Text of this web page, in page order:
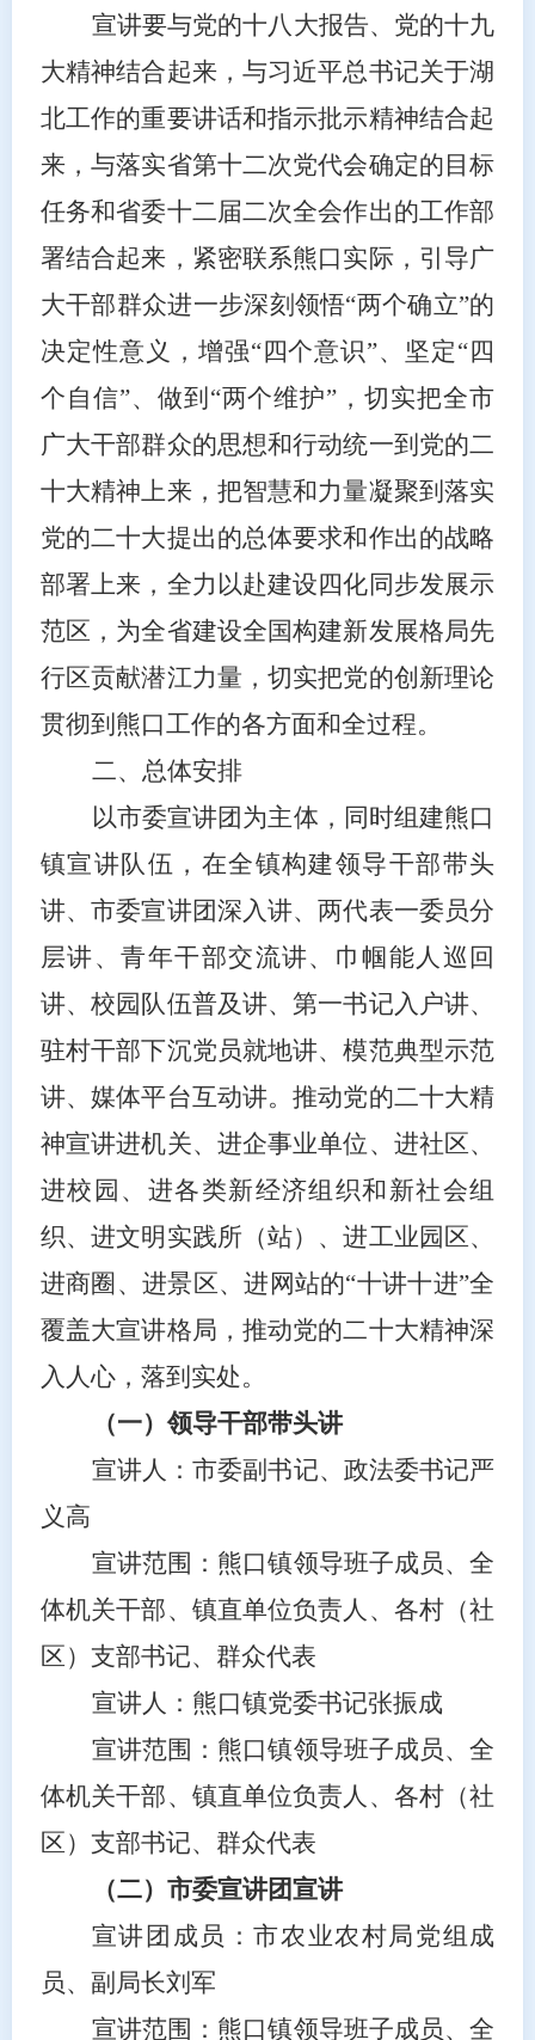
宣讲要与党的十八大报告、党的十九
大精神结合起来，与习近平总书记关于湖
北工作的重要讲话和指示批示精神结合起
来，与落实省第十二次党代会确定的目标
任务和省委十二届二次全会作出的工作部
署结合起来，紧密联系熊口实际，引导广
大干部群众进一步深刻领悟“两个确立”的
决定性意义，增强“四个意识”、坚定“四
个自信”、做到“两个维护”，切实把全市
广大干部群众的思想和行动统一到党的二
十大精神上来，把智慧和力量凝聚到落实
党的二十大提出的总体要求和作出的战略
部署上来，全力以赴建设四化同步发展示
范区，为全省建设全国构建新发展格局先
行区贡献潜江力量，切实把党的创新理论
贯彻到熊口工作的各方面和全过程。
二、总体安排
以市委宣讲团为主体，同时组建熊口
镇宣讲队伍，在全镇构建领导干部带头
讲、市委宣讲团深入讲、两代表一委员分
层讲、青年干部交流讲、巾帼能人巡回
讲、校园队伍普及讲、第一书记入户讲、
驻村干部下沉党员就地讲、模范典型示范
讲、媒体平台互动讲。推动党的二十大精
神宣讲进机关、进企事业单位、进社区、
进校园、进各类新经济组织和新社会组
织、进文明实践所（站）、进工业园区、
进商圈、进景区、进网站的“十讲十进”全
覆盖大宣讲格局，推动党的二十大精神深
入人心，落到实处。
（一）领导干部带头讲
宣讲人：市委副书记、政法委书记严
义高
宣讲范围：熊口镇领导班子成员、全
体机关干部、镇直单位负责人、各村（社
区）支部书记、群众代表
宣讲人：熊口镇党委书记张振成
宣讲范围：熊口镇领导班子成员、全
体机关干部、镇直单位负责人、各村（社
区）支部书记、群众代表
（二）市委宣讲团宣讲
宣讲团成员：市农业农村局党组成
员、副局长刘军
宣讲范围：熊口镇领导班子成员、全